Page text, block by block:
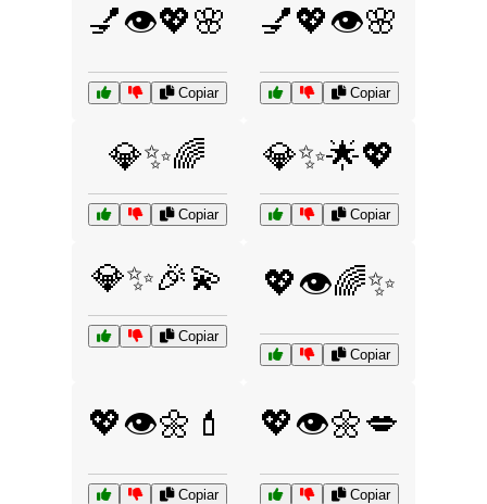
💅👁️💖🌸
Copiar
💅💖👁️🌸
Copiar
💎✨🌈
Copiar
💎✨🌟💖
Copiar
💎✨🎉💫
Copiar
💖👁️🌈✨
Copiar
💖👁️🌼💄
Copiar
💖👁️🌼💋
Copiar